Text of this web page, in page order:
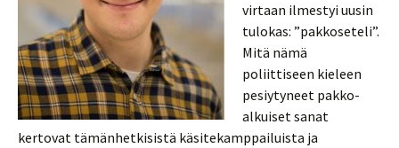
virtaan ilmestyi uusin
tulokas: ”pakkoseteli”.
Mitä nämä
poliittiseen kieleen
pesiytyneet pakko-
alkuiset sanat
kertovat tämänhetkisistä käsitekamppailuista ja